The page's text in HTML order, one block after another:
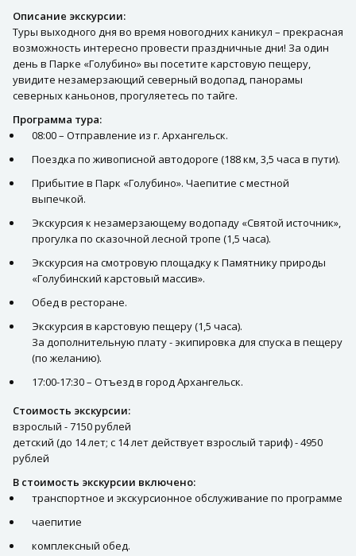
Описание экскурсии:
Туры выходного дня во время новогодних каникул – прекрасная
возможность интересно провести праздничные дни! За один
день в Парке «Голубино» вы посетите карстовую пещеру,
увидите незамерзающий северный водопад, панорамы
северных каньонов, прогуляетесь по тайге.
Программа тура:
08:00 – Отправление из г. Архангельск.
Поездка по живописной автодороге (188 км, 3,5 часа в пути).
Прибытие в Парк «Голубино». Чаепитие с местной
выпечкой.
Экскурсия к незамерзающему водопаду «Святой источник»,
прогулка по сказочной лесной тропе (1,5 часа).
Экскурсия на смотровую площадку к Памятнику природы
«Голубинский карстовый массив».
Обед в ресторане.
Экскурсия в карстовую пещеру (1,5 часа).
За дополнительную плату - экипировка для спуска в пещеру
(по желанию).
17:00-17:30 – Отъезд в город Архангельск.
Стоимость экскурсии:
взрослый - 7150 рублей
детский (до 14 лет; с 14 лет действует взрослый тариф) - 4950
рублей
В стоимость экскурсии включено:
транспортное и экскурсионное обслуживание по программе
чаепитие
комплексный обед.